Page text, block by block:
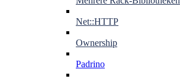
Net::HTTP
Ownership
Padrino